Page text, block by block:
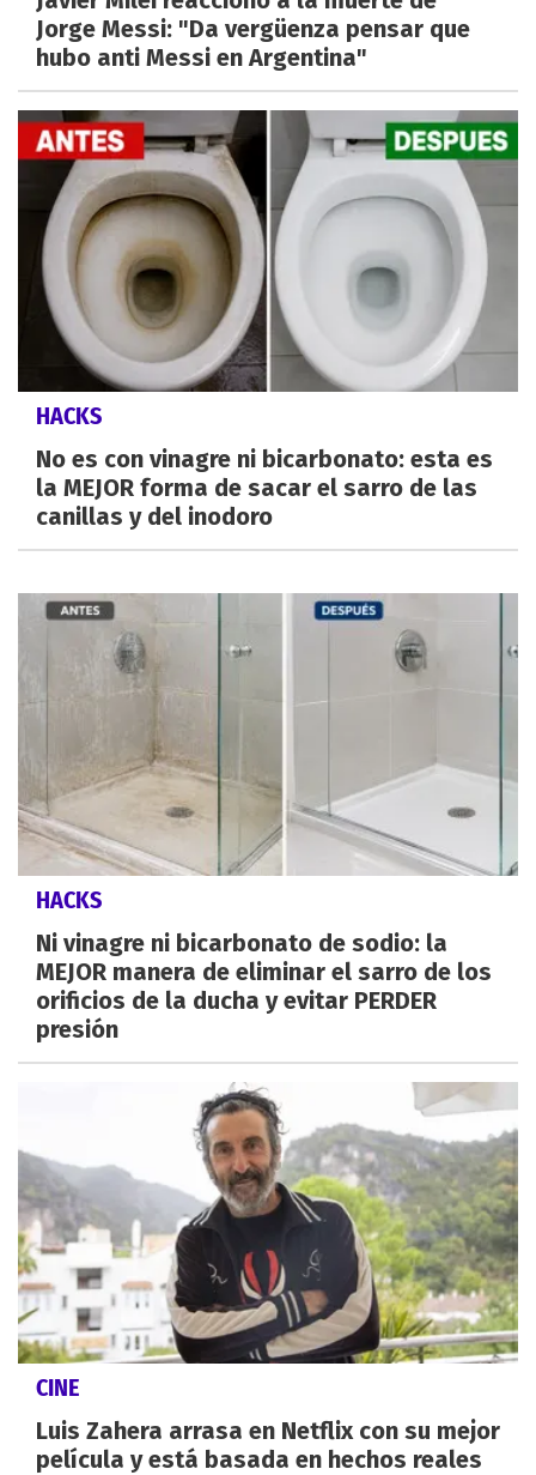
Jorge Messi: "Da vergüenza pensar que
hubo anti Messi en Argentina"
HACKS
No es con vinagre ni bicarbonato: esta es
la MEJOR forma de sacar el sarro de las
canillas y del inodoro
HACKS
Ni vinagre ni bicarbonato de sodio: la
MEJOR manera de eliminar el sarro de los
orificios de la ducha y evitar PERDER
presión
CINE
Luis Zahera arrasa en Netflix con su mejor
película y está basada en hechos reales